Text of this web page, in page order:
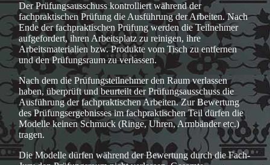
Der Prüfungsausschuss kontrolliert während der
fachpraktischen Prüfung die Ausführung der Arbeiten. Nach
Ende der fachpraktischen Prüfung werden die Teilnehmer
aufgefordert, ihren Arbeitsplatz zu reinigen, ihre
Arbeitsmaterialien bzw. Produkte vom Tisch zu entfernen
und den Prüfungsraum zu verlassen.
Nach dem die Prüfungsteilnehmer den Raum verlassen
haben, überprüft und beurteilt der Prüfungsausschuss die
Ausführung der fachpraktischen Arbeiten. Zur Bewertung
des Prüfungsergebnisses im fachpraktischen Teil dürfen die
Modelle keinen Schmuck (Ringe, Uhren, Armbänder etc.)
tragen.
Die Modelle dürfen während der Bewertung durch die Fach-